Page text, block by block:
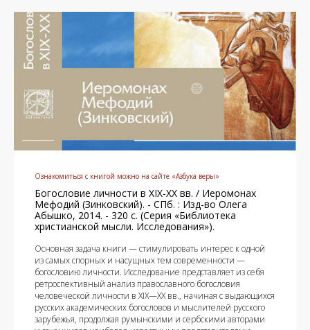
Ознакомиться с книгой можно на сайте «Азбука веры»
Богословие личности в XIX-XX вв. / Иеромонах
Мефодий (Зинковский). - СПб. : Изд-во Олега
Абышко, 2014. - 320 с. (Серия «Библиотека
христианской мысли. Исследования»).
Основная задача книги — стимулировать интерес к одной
из самых спорных и насущных тем современности —
богословию личности. Исследование представляет из себя
ретроспективный анализ православного богословия
человеческой личности в XIX—XX вв., начиная с выдающихся
русских академических богословов и мыслителей русского
зарубежья, продолжая румынскими и сербскими авторами